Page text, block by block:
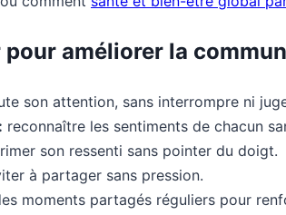
pour améliorer la
son attention, sans interrompre ni
reconnaître les sentiments de chacun
son ressenti sans pointer du doigt.
à partager sans pression.
moments partagés réguliers pour